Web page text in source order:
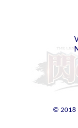
© 2018